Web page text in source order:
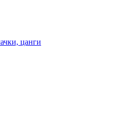
цанги